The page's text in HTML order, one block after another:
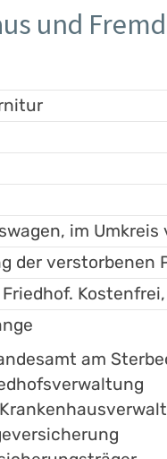
und
im Umkreis
der verstorbenen
am